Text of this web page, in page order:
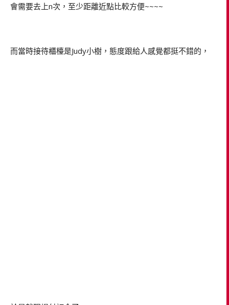
會需要去上n次，至少距離近點比較方便~~~~
而當時接待櫃檯是Judy小樹，態度跟給人感覺都挺不錯的，